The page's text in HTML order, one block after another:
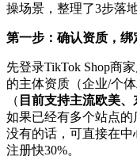
操场景，整理了3步落
第一步：确认资质，绑
先登录TikTok Shop商
的主体资质（企业/个
（ 目前支持主流欧美
如果已经有多个站点的
没有的话，可直接在
注册快30%。